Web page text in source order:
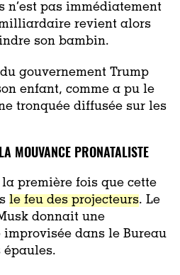
n’est pas immédiatement
revient alors
son bambin.
gouvernement Trump
enfant, comme a pu le
tronquée diffusée sur les
MOUVANCE PRONATALISTE
la première fois que cette
le feu des projecteurs. Le
donnait une
improvisée dans le Bureau
épaules.